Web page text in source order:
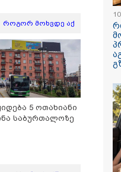
ნანუკა
იურიდიული
როგორ მოხვდე აქ
5 ოთახიანი
საბურთალოზე